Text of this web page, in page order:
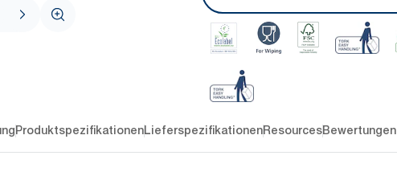
ProduktspezifikationenLieferspezifikationenResourcesBewertungen